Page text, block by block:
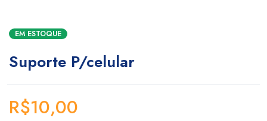
EM ESTOQUE
Suporte P/celular
R$10,00